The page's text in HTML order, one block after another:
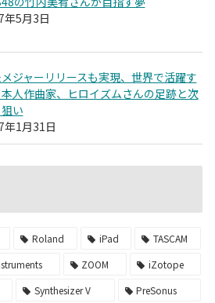
年5月3日
ジャーリリースも実現、世界で活躍す
人作曲家、ヒロイズムさんの足跡と次
い
年1月31日
Roland iPad
TASCAM
ZOOM
iZotope
Synthesizer V
PreSonus